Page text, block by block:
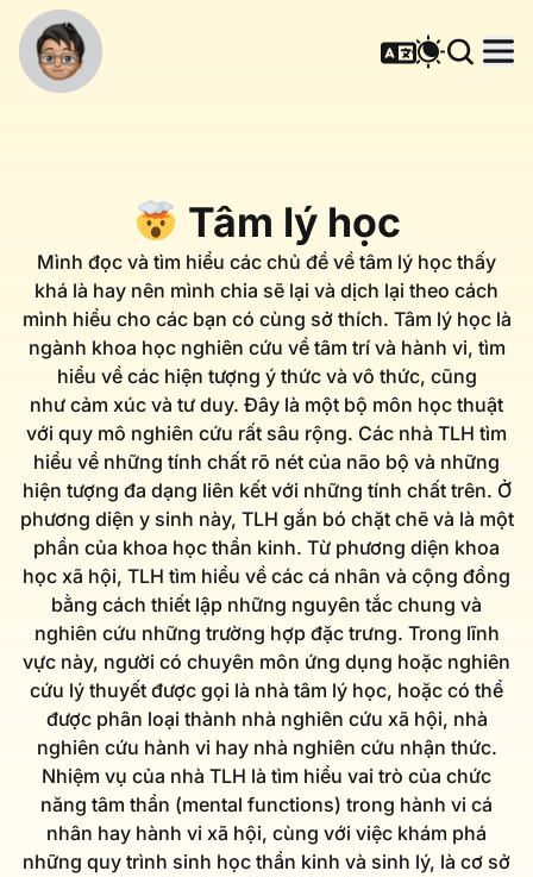
Tâm lý học
Mình đọc và tìm hiểu các chủ đề về tâm lý học thấy
khá là hay nên mình chia sẽ lại và dịch lại theo cách
mình hiểu cho các bạn có cùng sở thích. Tâm lý học là
ngành khoa học nghiên cứu về tâm trí và hành vi, tìm
hiểu về các hiện tượng ý thức và vô thức, cũng
như cảm xúc và tư duy. Đây là một bộ môn học thuật
với quy mô nghiên cứu rất sâu rộng. Các nhà TLH tìm
hiểu về những tính chất rõ nét của não bộ và những
hiện tượng đa dạng liên kết với những tính chất trên. Ở
phương diện y sinh này, TLH gắn bó chặt chẽ và là một
phần của khoa học thần kinh. Từ phương diện khoa
học xã hội, TLH tìm hiểu về các cá nhân và cộng đồng
bằng cách thiết lập những nguyên tắc chung và
nghiên cứu những trường hợp đặc trưng. Trong lĩnh
vực này, người có chuyên môn ứng dụng hoặc nghiên
cứu lý thuyết được gọi là nhà tâm lý học, hoặc có thể
được phân loại thành nhà nghiên cứu xã hội, nhà
nghiên cứu hành vi hay nhà nghiên cứu nhận thức.
Nhiệm vụ của nhà TLH là tìm hiểu vai trò của chức
năng tâm thần (mental functions) trong hành vi cá
nhân hay hành vi xã hội, cùng với việc khám phá
những quy trình sinh học thần kinh và sinh lý, là cơ sở